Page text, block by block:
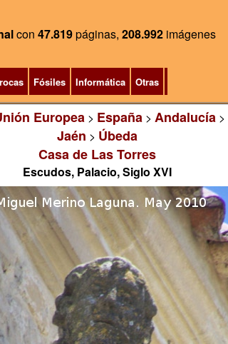
con 47.819páginas, 208.992 imágenes
Fósiles Informática Otras
Europea> España> Andalucía>
Jaén > Úbeda
Casa de Las Torres
Escudos, Palacio, Siglo XVI